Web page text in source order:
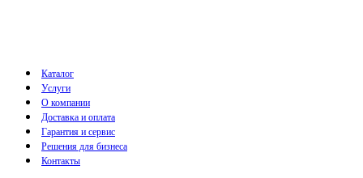
Каталог
Услуги
О компании
Доставка и оплата
Гарантия и сервис
Решения для бизнеса
Контакты